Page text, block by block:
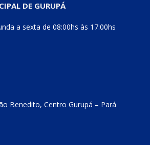
DE GURUPÁ
a sexta de 08:00hs às 17:00hs
Benedito, Centro Gurupá – Pará